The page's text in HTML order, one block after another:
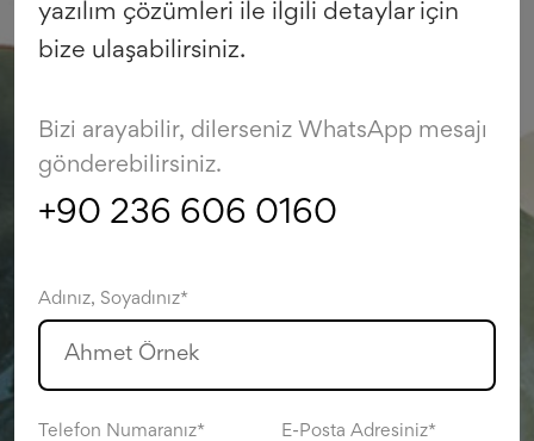
yazılım çözümleri ile ilgili detaylar için
bize ulaşabilirsiniz.
Bizi arayabilir, dilerseniz WhatsApp mesajı
gönderebilirsiniz.
+90 236 606 0160
Adınız, Soyadınız*
Telefon Numaranız* E-Posta Adresiniz*